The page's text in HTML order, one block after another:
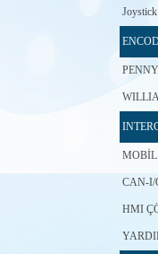
MOBİL
CAN-I/
HMI